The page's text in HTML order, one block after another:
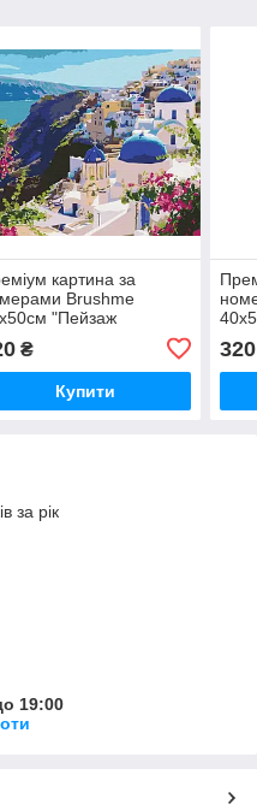
картина за
Brushme
"Пейзаж
₴
Купити
320
за рік
19:00